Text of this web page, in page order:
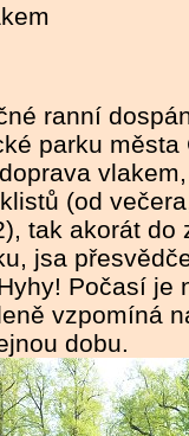
ranní
parku města
(od
tak akorát do
jsa
Počasí je
vzpomíná
dobu.